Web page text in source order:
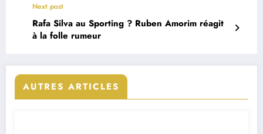
Next post
Rafa Silva au Sporting ? Ruben Amorim réagit
à la folle rumeur
AUTRES ARTICLES